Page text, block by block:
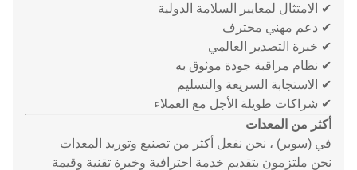
✔ الامتثال لمعايير السلامة الدولية
✔ دعم مهني محترف
✔ خبرة التصدير العالمي
✔ نظام مراقبة جودة موثوق به
✔ الاستجابة السريعة والتسليم
✔ شراكات طويلة الأجل مع العملاء
أكثر من المعدات
في (سوبر) ، نحن نفعل أكثر من تصنيع وتوريد المعدات
نحن ملتزمون بتقديم خدمة احترافية وخبرة تقنية وقيمة